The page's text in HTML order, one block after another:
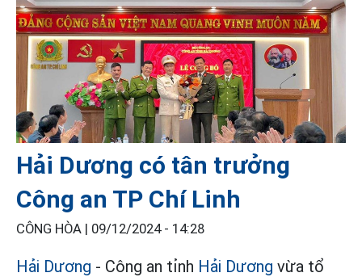
Hải Dương có tân trưởng
Công an TP Chí Linh
CÔNG HÒA | 09/12/2024 - 14:28
Hải Dương - Công an tỉnh Hải Dương vừa tổ